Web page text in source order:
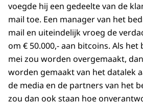
voegde hij een gedeelte van de
mail toe. Een manager van het
mail en uiteindelijk vroeg de
om € 50.000,- aan bitcoins. Als
mei zou worden overgemaakt,
worden gemaakt van het datalek
de media en de partners van het
zou dan ook staan hoe